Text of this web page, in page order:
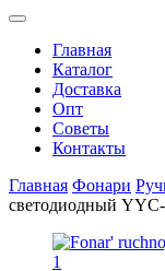
Главная
Каталог
Доставка
Опт
Советы
Контакты
Главная Фонари
светодиодный